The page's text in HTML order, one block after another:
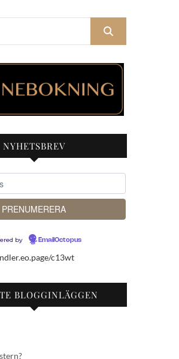
NYHETSBREV
by EmailOctopus
c13wt
BLOGGINLÄGGEN